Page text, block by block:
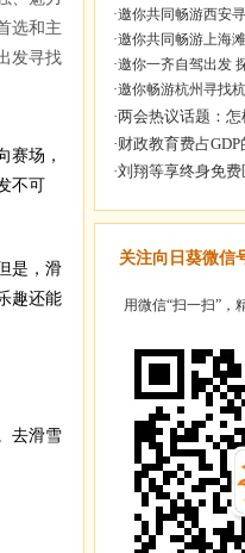
选和主
发寻找
赛场，
不可
是，滑
趣还能
去滑雪
·邀你共同畅游西安
·邀你共同畅游上海
·邀你一齐自驾出发
·邀你畅游杭州寻找
关注向日葵微信
用微信“扫一扫”，